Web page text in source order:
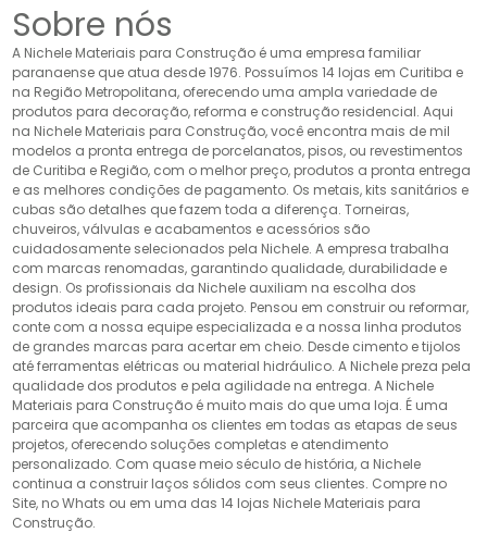
Sobre nós
A Nichele Materiais para Construção é uma empresa familiar
paranaense que atua desde 1976. Possuímos 14 lojas em Curitiba e
na Região Metropolitana, oferecendo uma ampla variedade de
produtos para decoração, reforma e construção residencial. Aqui
na Nichele Materiais para Construção, você encontra mais de mil
modelos a pronta entrega de porcelanatos, pisos, ou revestimentos
de Curitiba e Região, com o melhor preço, produtos a pronta entrega
e as melhores condições de pagamento. Os metais, kits sanitários e
cubas são detalhes que fazem toda a diferença. Torneiras,
chuveiros, válvulas e acabamentos e acessórios são
cuidadosamente selecionados pela Nichele. A empresa trabalha
com marcas renomadas, garantindo qualidade, durabilidade e
design. Os profissionais da Nichele auxiliam na escolha dos
produtos ideais para cada projeto. Pensou em construir ou reformar,
conte com a nossa equipe especializada e a nossa linha produtos
de grandes marcas para acertar em cheio. Desde cimento e tijolos
até ferramentas elétricas ou material hidráulico. A Nichele preza pela
qualidade dos produtos e pela agilidade na entrega. A Nichele
Materiais para Construção é muito mais do que uma loja. É uma
parceira que acompanha os clientes em todas as etapas de seus
projetos, oferecendo soluções completas e atendimento
personalizado. Com quase meio século de história, a Nichele
continua a construir laços sólidos com seus clientes. Compre no
Site, no Whats ou em uma das 14 lojas Nichele Materiais para
Construção.